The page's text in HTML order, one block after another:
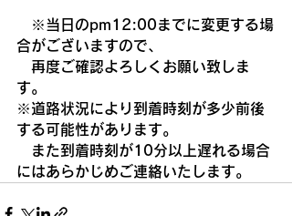
※当日のpm12:00までに変更する場
合がございますので、
再度ご確認よろしくお願い致しま
す。
※道路状況により到着時刻が多少前後
する可能性があります。
また到着時刻が10分以上遅れる場合
にはあらかじめご連絡いたします。